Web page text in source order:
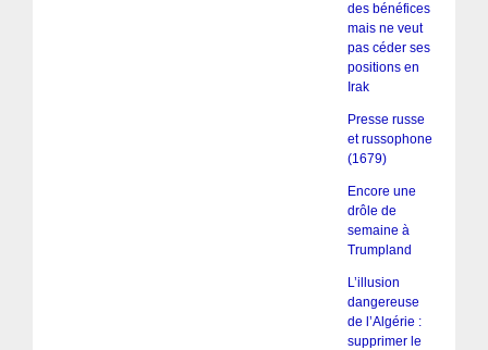
des bénéfices
mais ne veut
pas céder ses
positions en
Irak
Presse russe
et russophone
(1679)
Encore une
drôle de
semaine à
Trumpland
L’illusion
dangereuse
de l’Algérie :
supprimer le